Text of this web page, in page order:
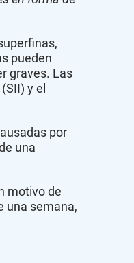
pueden
graves. Las
y el
por
una
motivo de
una semana,